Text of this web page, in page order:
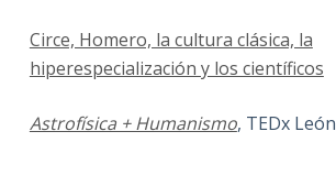
Circe, Homero, la cultura clásica, la
hiperespecialización y los científicos
Astrofísica + Humanismo, TEDx León